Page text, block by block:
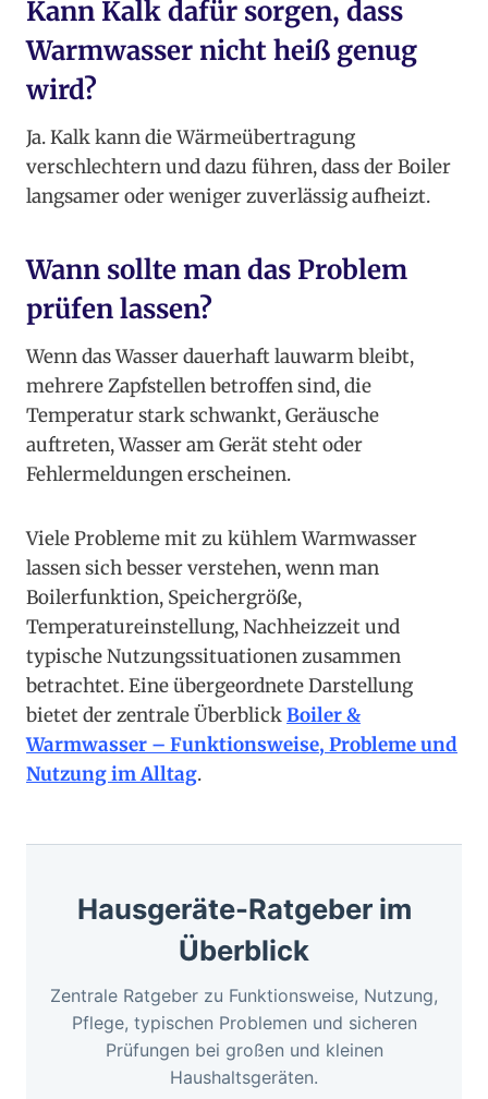
Kann Kalk dafür sorgen, dass
Warmwasser nicht heiß genug
wird?
Ja. Kalk kann die Wärmeübertragung
verschlechtern und dazu führen, dass der Boiler
langsamer oder weniger zuverlässig aufheizt.
Wann sollte man das Problem
prüfen lassen?
Wenn das Wasser dauerhaft lauwarm bleibt,
mehrere Zapfstellen betroffen sind, die
Temperatur stark schwankt, Geräusche
auftreten, Wasser am Gerät steht oder
Fehlermeldungen erscheinen.
Viele Probleme mit zu kühlem Warmwasser
lassen sich besser verstehen, wenn man
Boilerfunktion, Speichergröße,
Temperatureinstellung, Nachheizzeit und
typische Nutzungssituationen zusammen
betrachtet. Eine übergeordnete Darstellung
bietet der zentrale ÜberblickBoiler &
Warmwasser – Funktionsweise, Probleme und
Nutzung im Alltag.
Hausgeräte-Ratgeber im
Überblick
Zentrale Ratgeber zu Funktionsweise, Nutzung,
Pflege, typischen Problemen und sicheren
Prüfungen bei großen und kleinen
Haushaltsgeräten.